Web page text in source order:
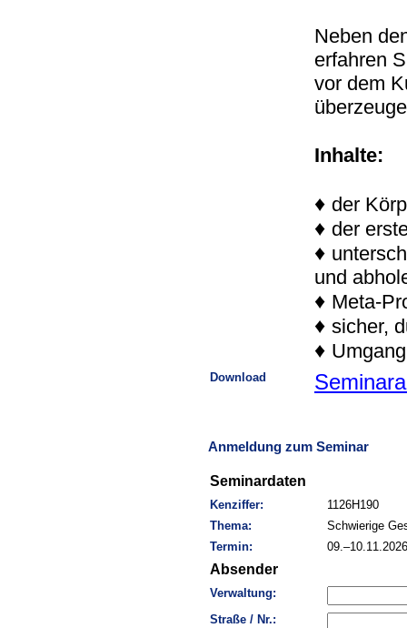
Neben
erfahren
vor dem
Inhalte:
♦ der
♦ der
♦
und
♦ Meta-
♦ sicher,
♦
Download
Anmeldung zum Seminar
Seminardaten
Kenziffer:
1126H190
Thema:
Schwierige
Termin:
09.–10.11.2026
Absender
Verwaltung:
Straße / Nr.: